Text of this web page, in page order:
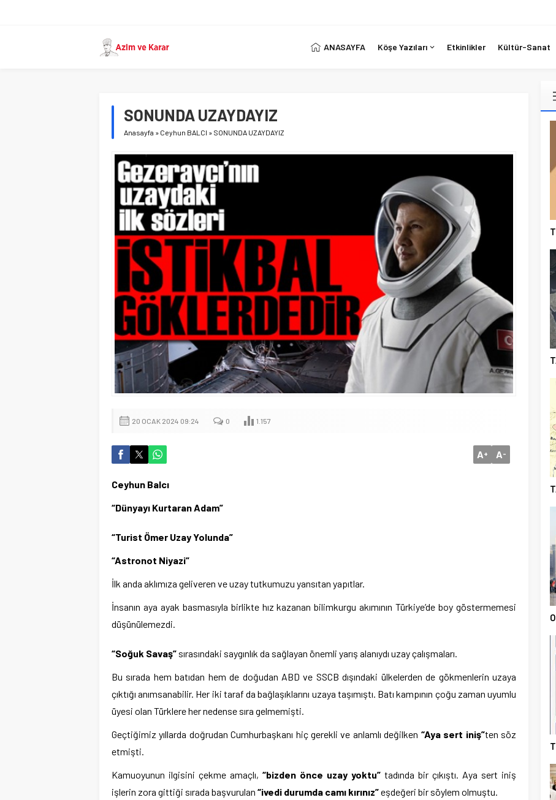
ANASAYFA Köşe Yazıları Etkinlikler Kültür-Sanat
SONUNDA UZAYDAYIZ
Anasayfa » Ceyhun BALCI » SONUNDA UZAYDAYIZ
20 OCAK 2024 09:24 0 1.157
A+ A-
Ceyhun Balcı
“Dünyayı Kurtaran Adam”
“Turist Ömer Uzay Yolunda”
“Astronot Niyazi”
İlk anda aklımıza geliveren ve uzay tutkumuzu yansıtan yapıtlar.
İnsanın aya ayak basmasıyla birlikte hız kazanan bilimkurgu akımının Türkiye’de boy göstermemesi
düşünülemezdi.
“Soğuk Savaş” sırasındaki saygınlık da sağlayan önemli yarış alanıydı uzay çalışmaları.
Bu sırada hem batıdan hem de doğudan ABD ve SSCB dışındaki ülkelerden de gökmenlerin uzaya
çıktığı anımsanabilir. Her iki taraf da bağlaşıklarını uzaya taşımıştı. Batı kampının çoğu zaman uyumlu
üyesi olan Türklere her nedense sıra gelmemişti.
Geçtiğimiz yıllarda doğrudan Cumhurbaşkanı hiç gerekli ve anlamlı değilken “Aya sert iniş”ten söz
etmişti.
Kamuoyunun ilgisini çekme amaçlı, “bizden önce uzay yoktu” tadında bir çıkıştı. Aya sert iniş
işlerin zora gittiği sırada başvurulan “ivedi durumda camı kırınız”eşdeğeri bir söylem olmuştu.